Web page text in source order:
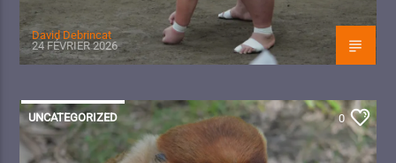
David Debrincat
24 FÉVRIER 2026
UNCATEGORIZED 0